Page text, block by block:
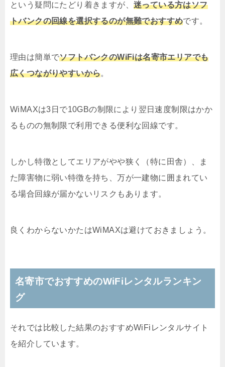
という疑問にたどり着きますが、 迷っている方はソフ
トバンクの回線を選択するのが無難でおすすめです。
理由は簡単でソフトバンクのWiFiは名寄市エリアでも
広くつながりやすいから。
WiMAXは3日で10GBの制限により翌日速度制限はかか
るものの無制限で利用できる便利な回線です。
しかし特徴としてエリアがやや狭く（特に田舎）、ま
た障害物に弱い特徴を持ち、万が一建物に囲まれてい
る場合回線が届かないリスクもあります。
良くわからないかたはWiMAXは避けておきましょう。
名寄市でおすすめのWiFiレンタルランキン
グ
それでは比較した結果のおすすめWiFiレンタルサイト
を紹介しています。